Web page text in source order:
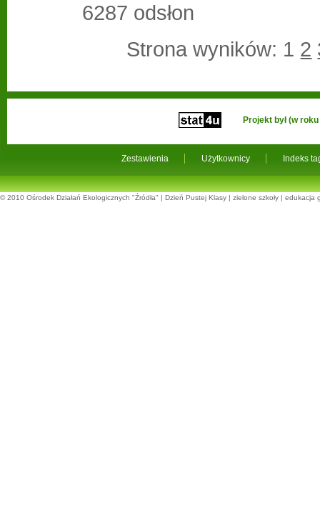
6287 odsłon
Strona wyników: 1 2
Zestawienia Użytkownicy Indeks
Projekt był (w
© 2010 Ośrodek Działań Ekologicznych "Źródła" | Dzień Pustej Klasy | zielone szkoły | edukacja